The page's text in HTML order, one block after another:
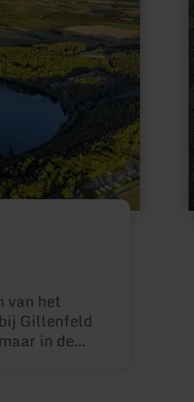
van het
Gillenfeld
in de